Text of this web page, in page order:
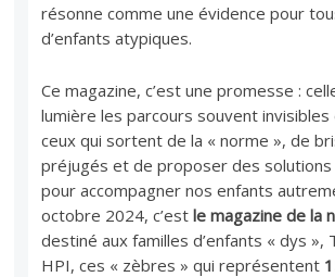
résonne comme une évidence pour
d’enfants atypiques.
Ce magazine, c’est une promesse :
lumière les parcours souvent
ceux qui sortent de la « norme », de
préjugés et de proposer des
pour accompagner nos enfants
octobre 2024, c’estle magazine de la
destiné aux familles d’enfants « dys »,
HPI, ces « zèbres » qui représentent